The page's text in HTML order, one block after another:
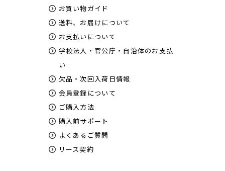
お買い物ガイド
送料、お届けについて
お支払いについて
学校法人・官公庁・自治体のお支払
い
欠品・次回入荷日情報
会員登録について
ご購入方法
購入前サポート
よくあるご質問
リース契約